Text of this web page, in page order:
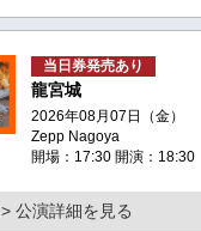
当日券発売あり
龍宮城
2026年08月07日（金）
Zepp Nagoya
開場：17:30 開演：18:30
> 公演詳細を見る